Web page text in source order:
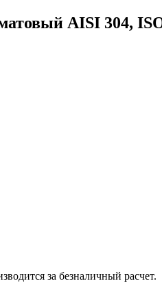
AISI 304,
за безналичный расчет.